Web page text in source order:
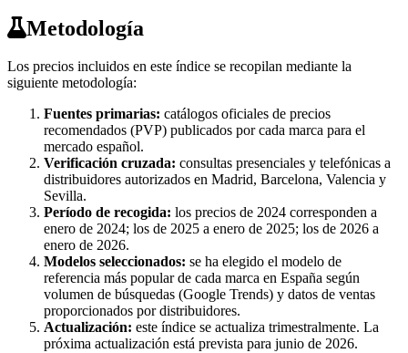
Metodología
Los precios incluidos en este índice se recopilan mediante la
siguiente metodología:
Fuentes primarias: catálogos oficiales de precios
recomendados (PVP) publicados por cada marca para el
mercado español.
Verificación cruzada: consultas presenciales y telefónicas a
distribuidores autorizados en Madrid, Barcelona, Valencia y
Sevilla.
Período de recogida: los precios de 2024 corresponden a
enero de 2024; los de 2025 a enero de 2025; los de 2026 a
enero de 2026.
Modelos seleccionados: se ha elegido el modelo de
referencia más popular de cada marca en España según
volumen de búsquedas (Google Trends) y datos de ventas
proporcionados por distribuidores.
Actualización: este índice se actualiza trimestralmente. La
próxima actualización está prevista para junio de 2026.